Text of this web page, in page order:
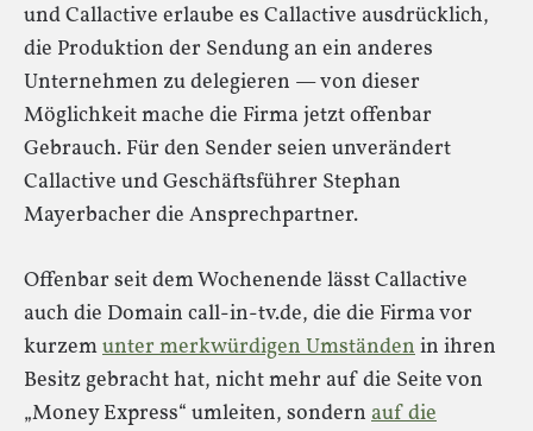
und Callactive erlaube es Callactive ausdrücklich,
die Produktion der Sendung an ein anderes
Unternehmen zu delegieren — von dieser
Möglichkeit mache die Firma jetzt offenbar
Gebrauch. Für den Sender seien unverändert
Callactive und Geschäftsführer Stephan
Mayerbacher die Ansprechpartner.
Offenbar seit dem Wochenende lässt Callactive
auch die Domain call-in-tv.de, die die Firma vor
kurzemunter merkwürdigen Umständenin ihren
Besitz gebracht hat, nicht mehr auf die Seite von
„Money Express“ umleiten, sondern auf die